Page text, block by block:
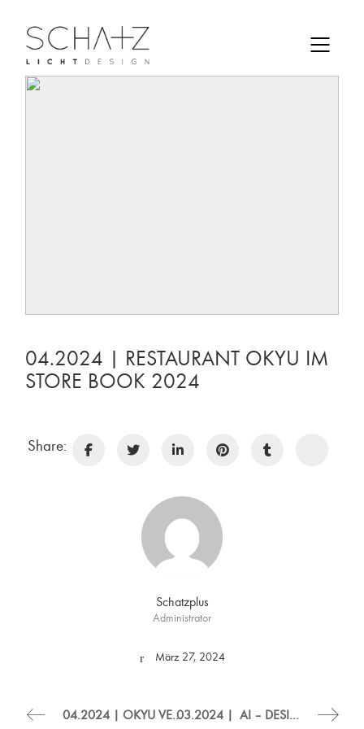
04.2024 | RESTAURANT OKYU IM
STORE BOOK 2024
Share:
Schatzplus
Administrator
März 27, 2024
04.2024 | OKYU VERÖFFENTLICHT IM BUCH DIE “SCHÖNSTEN RESTAURANTS, HOTELS & BARS” 03.2024 | AI – DESIGN BY SCHATZ LICHTDESIGN